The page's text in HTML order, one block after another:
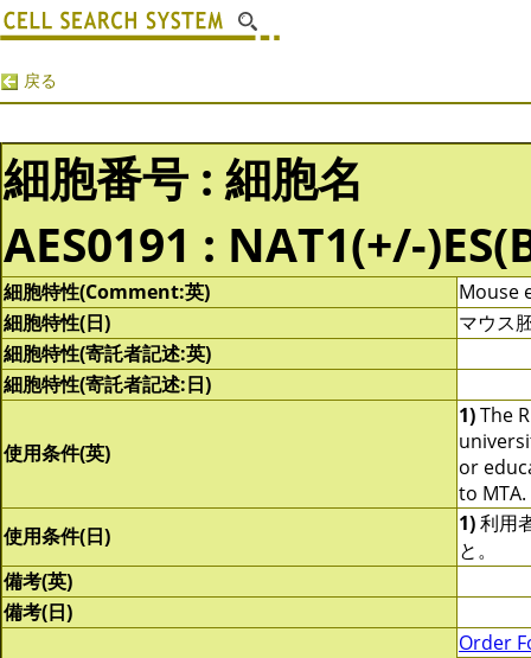
戻る
細胞番号 : 細胞名
AES0191 : NAT1(+/-
細胞特性(Comment:英)
Mouse
細胞特性(日)
マウス
細胞特性(寄託者記述:英)
細胞特性(寄託者記述:日)
使用条件(英)
1)The
or
to MTA.
使用条件(日)
1)利用
と。
備考(英)
備考(日)
Order